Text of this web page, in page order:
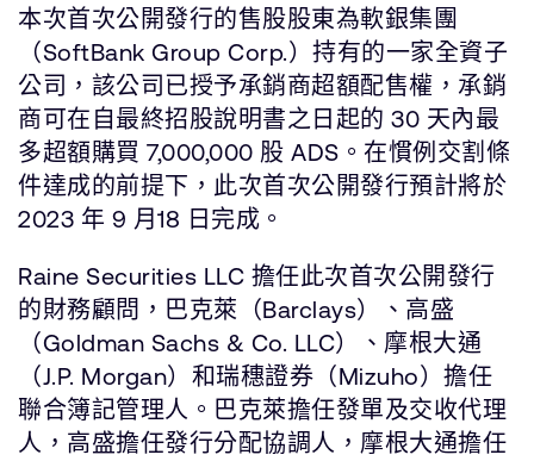
CB1 9NJ
Tel: + 44(1223) 400 400 [main reception]
Fax: + 44(1223) 400 410
查詢全球辦公室
本次首次公開發行的售股股東為軟銀集團
（SoftBank Group Corp.）持有的一家全資子
公司，該公司已授予承銷商超額配售權，承銷
商可在自最終招股說明書之日起的 30 天內最
多超額購買 7,000,000 股 ADS。在慣例交割條
件達成的前提下，此次首次公開發行預計將於
2023 年 9 月18 日完成。
Raine Securities LLC 擔任此次首次公開發行
的財務顧問，巴克萊（Barclays）、高盛
（Goldman Sachs & Co. LLC）、摩根大通
（J.P. Morgan）和瑞穗證券（Mizuho）擔任
聯合簿記管理人。巴克萊擔任發單及交收代理
人，高盛擔任發行分配協調人，摩根大通擔任